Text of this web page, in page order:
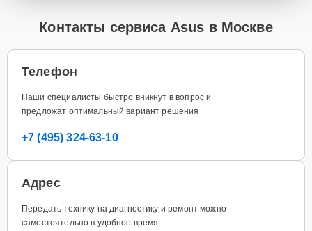
Контакты сервиса Asus в Москве
Телефон
Наши специалисты быстро вникнут в вопрос и
предложат оптимальный вариант решения
+7 (495) 324-63-10
Адрес
Передать технику на диагностику и ремонт можно
самостоятельно в удобное время